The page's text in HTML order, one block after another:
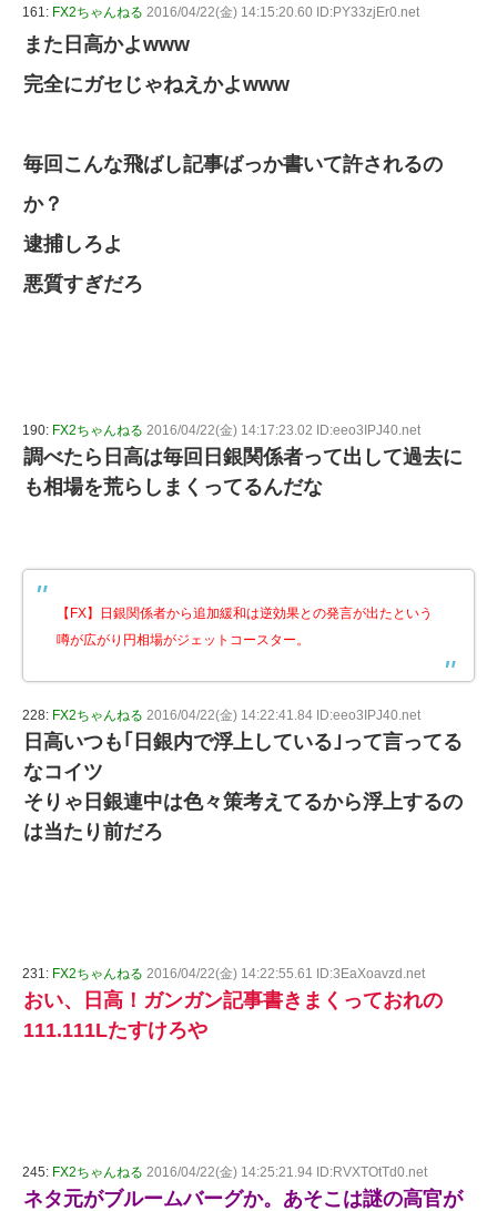
161: FX2ちゃんねる 2016/04/22(金) 14:15:20.60 ID:PY33zjEr0.net
また日高かよwww
完全にガセじゃねえかよwww
毎回こんな飛ばし記事ばっか書いて許されるの
か？
逮捕しろよ
悪質すぎだろ
190: FX2ちゃんねる 2016/04/22(金) 14:17:23.02 ID:eeo3IPJ40.net
調べたら日高は毎回日銀関係者って出して過去に
も相場を荒らしまくってるんだな
【FX】日銀関係者から追加緩和は逆効果との発言が出たという
噂が広がり円相場がジェットコースター。
228: FX2ちゃんねる 2016/04/22(金) 14:22:41.84 ID:eeo3IPJ40.net
日高いつも｢日銀内で浮上している｣って言ってる
なコイツ
そりゃ日銀連中は色々策考えてるから浮上するの
は当たり前だろ
231: FX2ちゃんねる 2016/04/22(金) 14:22:55.61 ID:3EaXoavzd.net
おい、日高！ガンガン記事書きまくっておれの
111.111Lたすけろや
245: FX2ちゃんねる 2016/04/22(金) 14:25:21.94 ID:RVXTOtTd0.net
ネタ元がブルームバーグか。あそこは謎の高官が